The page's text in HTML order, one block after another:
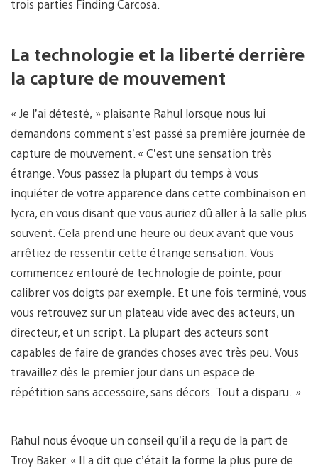
trois parties Finding Carcosa.
La technologie et la liberté derrière
la capture de mouvement
« Je l’ai détesté, » plaisante Rahul lorsque nous lui
demandons comment s’est passé sa première journée de
capture de mouvement. « C’est une sensation très
étrange. Vous passez la plupart du temps à vous
inquiéter de votre apparence dans cette combinaison en
lycra, en vous disant que vous auriez dû aller à la salle plus
souvent. Cela prend une heure ou deux avant que vous
arrêtiez de ressentir cette étrange sensation. Vous
commencez entouré de technologie de pointe, pour
calibrer vos doigts par exemple. Et une fois terminé, vous
vous retrouvez sur un plateau vide avec des acteurs, un
directeur, et un script. La plupart des acteurs sont
capables de faire de grandes choses avec très peu. Vous
travaillez dès le premier jour dans un espace de
répétition sans accessoire, sans décors. Tout a disparu. »
Rahul nous évoque un conseil qu’il a reçu de la part de
Troy Baker. « Il a dit que c’était la forme la plus pure de